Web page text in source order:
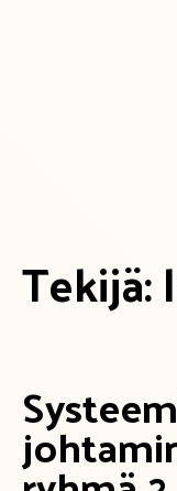
Tekijä: